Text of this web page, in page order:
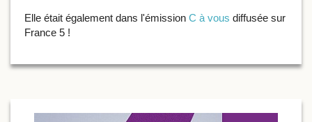
Elle était également dans l'émission C à vous diffusée sur
France 5 !